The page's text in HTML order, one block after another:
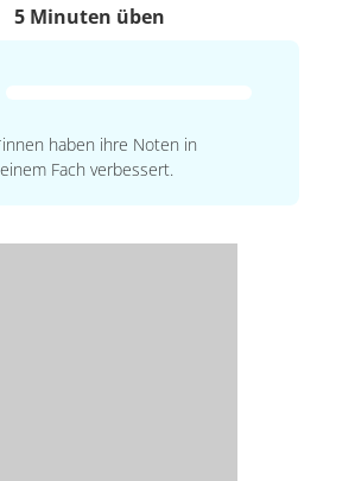
5 Minuten üben
haben ihre Noten in
Fach verbessert.